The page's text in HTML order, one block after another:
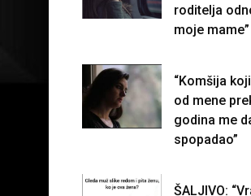
roditelja
moje mame”
“Komšija
od mene
godina me
spopadao”
ŠALJIVO: